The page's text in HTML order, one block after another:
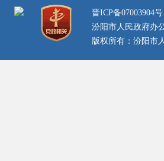
晋ICP备07003904号
汾阳市人民政府办
版权所有：汾阳市